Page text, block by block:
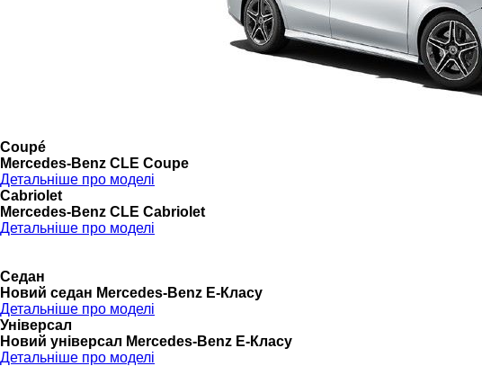
Coupé
Mercedes-Benz CLE Coupe
Детальніше про моделі
Cabriolet
Mercedes-Benz CLE Cabriolet
Детальніше про моделі
Седан
Новий седан Mercedes-Benz Е-Класу
Детальніше про моделі
Універсал
Новий універсал Mercedes-Benz E-Класу
Детальніше про моделі